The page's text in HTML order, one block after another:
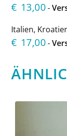
€ 13,00-
Italien,
€ 17,00-